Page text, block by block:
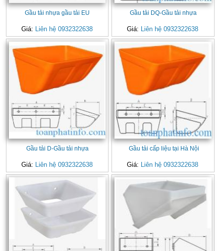
Gầu tải nhựa gầu tải EU
Giá: Liên hệ 0932322638
Gầu tải DQ-Gầu tải nhựa
Giá: Liên hệ 0932322638
Gầu tải D-Gầu tải nhựa
Giá: Liên hệ 0932322638
Gầu tải cấp liệu tại Hà Nội
Giá: Liên hệ 0932322638